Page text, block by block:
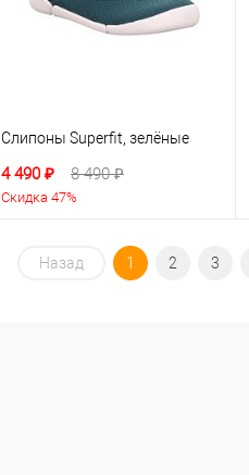
Слипоны Superfit, зелёные
4 490 ₽ 8 490 ₽
Скидка 47%
Назад 1 2 3